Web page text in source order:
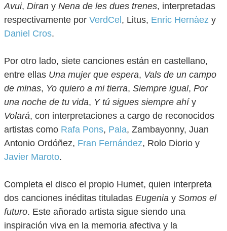
Avui, Diran y Nena de les dues trenes, interpretadas
respectivamente por VerdCel, Litus, Enric Hernàez y
Daniel Cros.
Por otro lado, siete canciones están en castellano,
entre ellas Una mujer que espera, Vals de un campo
de minas, Yo quiero a mi tierra, Siempre igual, Por
una noche de tu vida, Y tú sigues siempre ahíy
Volará, con interpretaciones a cargo de reconocidos
artistas como Rafa Pons, Pala, Zambayonny, Juan
Antonio Ordóñez, Fran Fernández, Rolo Diorio y
Javier Maroto.
Completa el disco el propio Humet, quien interpreta
dos canciones inéditas tituladas Eugenia y Somos el
futuro. Este añorado artista sigue siendo una
inspiración viva en la memoria afectiva y la